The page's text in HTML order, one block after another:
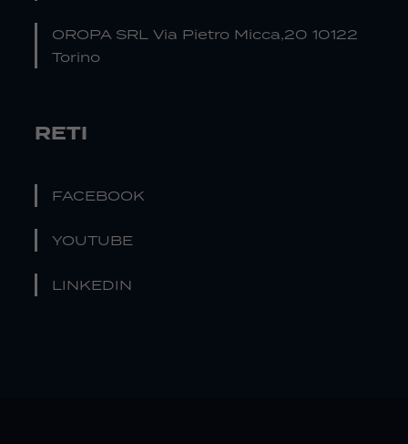
OROPA SRL Via Pietro Micca,20 10122
Torino
RETI
FACEBOOK
YOUTUBE
LINKEDIN